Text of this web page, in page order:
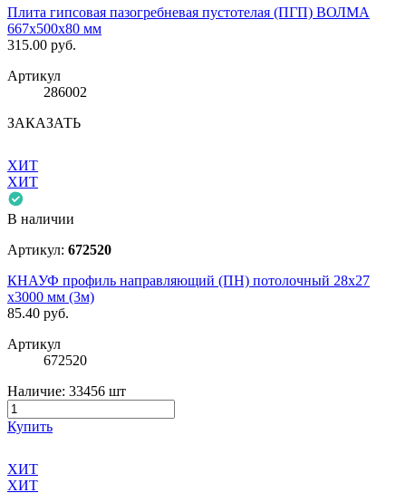
Плита гипсовая пазогребневая пустотелая (ПГП) ВОЛМА
667х500х80 мм
315.00 руб.
Артикул
286002
ЗАКАЗАТЬ
ХИТ
ХИТ
В наличии
Артикул: 672520
КНАУФ профиль направляющий (ПН) потолочный 28x27
х3000 мм (3м)
85.40 руб.
Артикул
672520
Наличие: 33456 шт
Купить
ХИТ
ХИТ